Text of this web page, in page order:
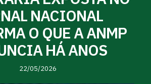
NACIONAL
O QUE A ANMP
HÁ ANOS
22/05/2026